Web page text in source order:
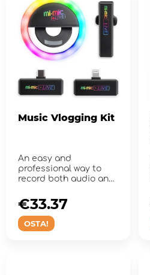
Music Vlogging Kit
An easy and
professional way to
record both audio and
OSTA!
€33.37